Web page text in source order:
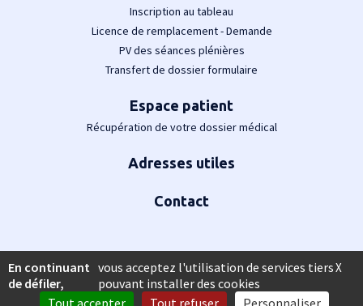
Inscription au tableau
Licence de remplacement - Demande
PV des séances plénières
Transfert de dossier formulaire
Espace patient
Récupération de votre dossier médical
Adresses utiles
Contact
X
En continuant
de défiler,
vous acceptez l'utilisation de services tiers
pouvant installer des cookies
Tout accepter
Tout refuser Personnaliser